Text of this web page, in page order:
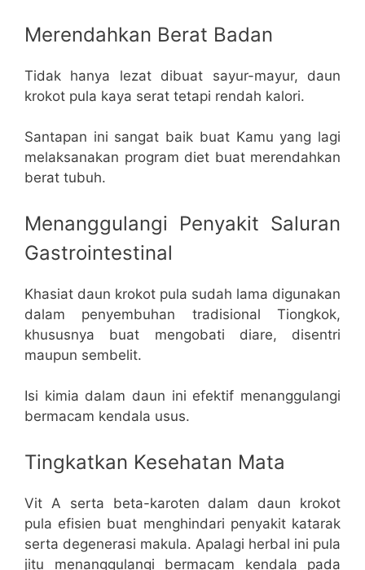
Merendahkan Berat Badan
Tidak hanya lezat dibuat sayur-mayur, daun
krokot pula kaya serat tetapi rendah kalori.
Santapan ini sangat baik buat Kamu yang lagi
melaksanakan program diet buat merendahkan
berat tubuh.
Menanggulangi Penyakit Saluran
Gastrointestinal
Khasiat daun krokot pula sudah lama digunakan
dalam penyembuhan tradisional Tiongkok,
khususnya buat mengobati diare, disentri
maupun sembelit.
Isi kimia dalam daun ini efektif menanggulangi
bermacam kendala usus.
Tingkatkan Kesehatan Mata
Vit A serta beta-karoten dalam daun krokot
pula efisien buat menghindari penyakit katarak
serta degenerasi makula. Apalagi herbal ini pula
jitu menanggulangi bermacam kendala pada